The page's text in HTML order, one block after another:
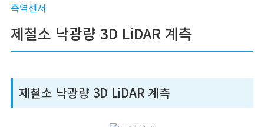
측역센서
제철소 낙광량 3D LiDAR 계측
제철소 낙광량 3D LiDAR 계측